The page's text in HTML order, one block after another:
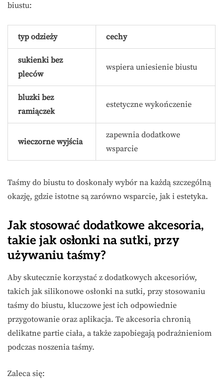
biustu:
typ odzieży cechy
sukienki bez
pleców
wspiera uniesienie biustu
bluzki bez
ramiączek
estetyczne wykończenie
wieczorne wyjścia
zapewnia dodatkowe
wsparcie
Taśmy do biustu to doskonały wybór na każdą szczególną
okazję, gdzie istotne są zarówno wsparcie, jak i estetyka.
Jak stosować dodatkowe akcesoria,
takie jak osłonki na sutki, przy
używaniu taśmy?
Aby skutecznie korzystać z dodatkowych akcesoriów,
takich jak silikonowe osłonki na sutki, przy stosowaniu
taśmy do biustu, kluczowe jest ich odpowiednie
przygotowanie oraz aplikacja. Te akcesoria chronią
delikatne partie ciała, a także zapobiegają podrażnieniom
podczas noszenia taśmy.
Zaleca się: